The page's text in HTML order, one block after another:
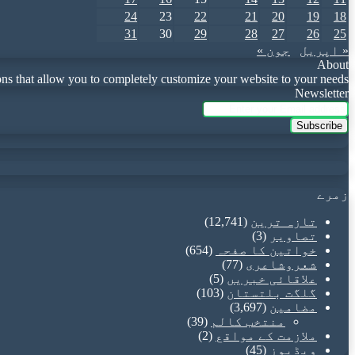
18
19
20
21
22
23
24
25
26
27
28
29
30
31
« اپریل
جون »
About
that allow you to completely customize your website to your needs.
Newsletter
Enter
your
Email
زمرے
تازہ ترین (12,741)
تصاویر (3)
خواتین کا صفحہ
(654)
شعروشاعری (77)
علاقائی خبریں (5)
گلگت بلتستان (103)
مضامین (3,697)
منتخب کالم (39)
ملازمت کے مواقع (2)
ویڈیوز (45)